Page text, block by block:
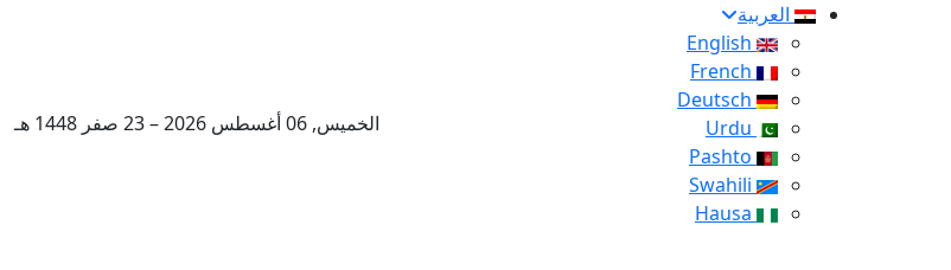
العربية
الخميس, 06 أغسطس 2026 – 23 صفر 1448 هـ